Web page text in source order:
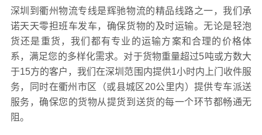
深圳到衢州物流专线是辉驰物流的精品线路之一，我们承
诺天天零担班车发车，确保货物的及时运输。无论是轻泡
货还是重货，我们都有专业的运输方案和合理的价格体
系，满足您的多样化需求。对于货物重量超过5吨或方数大
于15方的客户，我们在深圳范围内提供1小时内上门收件服
务，同时在衢州市区（或县城区20公里内）提供专车派送
服务，确保您的货物从提货到送货的每一个环节都畅通无
阻。